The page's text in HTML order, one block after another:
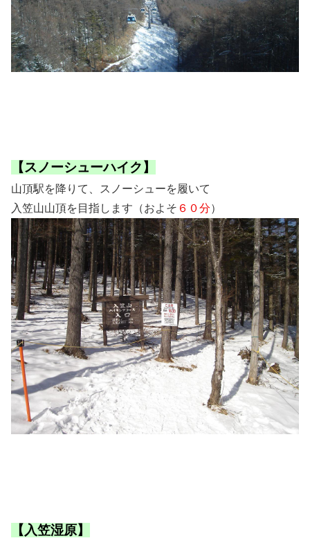
【スノーシューハイク】
山頂駅を降りて、スノーシューを履いて
入笠山山頂を目指します（およそ ６０分）
【入笠湿原】